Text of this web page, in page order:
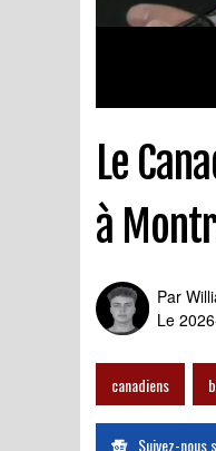
Le
à
Par
Le
canadiens
Suivez-nous